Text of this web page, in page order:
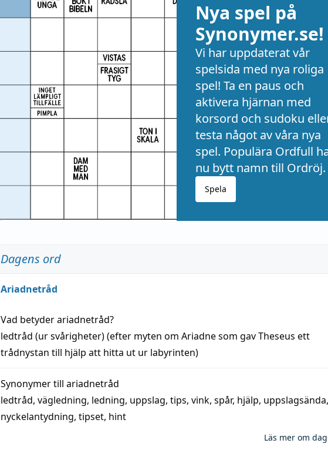
Nya spel på
Synonymer.se!
Vi har uppdaterat vår
spelsida med nya roliga
spel! Ta en paus och
aktivera hjärnan med
korsord och sudoku
testa något av våra nya
spel. Populära Ordfull
nu bytt namn till Ordröj.
Spela
Dagens ord
Ariadnetråd
Vad betyderariadnetråd?
ledtråd (ur svårigheter) (efter myten om Ariadne som gav Theseus ett
trådnystan till hjälp att hitta ut ur labyrinten)
Synonymer till ariadnetråd
ledtråd, vägledning, ledning, uppslag, tips, vink, spår, hjälp, uppslagsända,
nyckelantydning, tipset, hint
Läs mer om